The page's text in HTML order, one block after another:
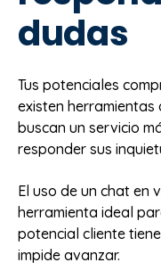
dudas
Tus potenciales
existen herramientas
buscan un servicio
responder sus
El uso de un chat en
herramienta ideal
potencial cliente
impide avanzar.